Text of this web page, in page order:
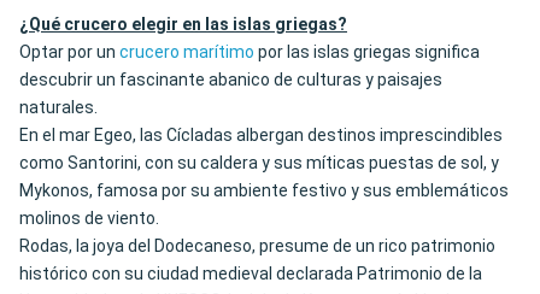
¿Qué crucero elegir en las islas griegas?
Optar por un crucero marítimo por las islas griegas significa
descubrir un fascinante abanico de culturas y paisajes
naturales.
En el mar Egeo, las Cícladas albergan destinos imprescindibles
como Santorini, con su caldera y sus míticas puestas de sol, y
Mykonos, famosa por su ambiente festivo y sus emblemáticos
molinos de viento.
Rodas, la joya del Dodecaneso, presume de un rico patrimonio
histórico con su ciudad medieval declarada Patrimonio de la